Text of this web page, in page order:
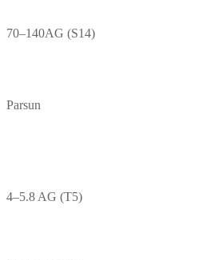
70–140AG (S14)
Parsun
4–5.8 AG (T5)